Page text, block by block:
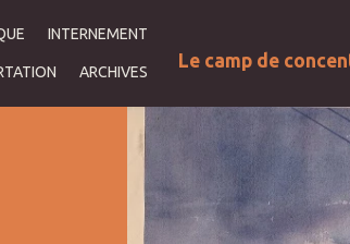
INTERNEMENT
ARCHIVES
Le camp de